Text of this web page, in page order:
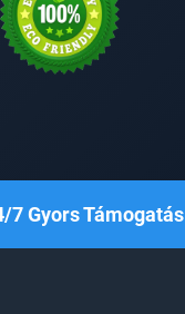
7 Gyors Támogatás